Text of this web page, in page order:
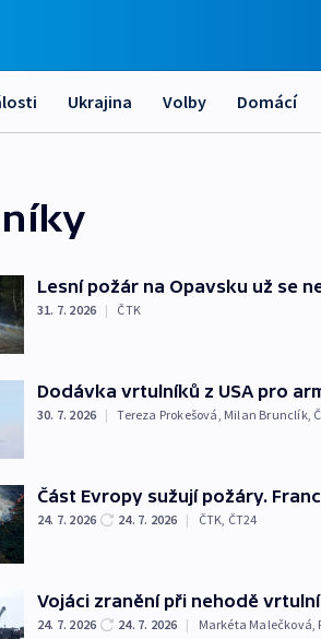
Ukrajina Volby Domácí
Lesní požár na Opavsku už se
31. 7. 2026 | ČTK
Dodávka vrtulníků z USA pro
30. 7. 2026 | Tereza Prokešová, Milan Brunclík,
Část Evropy sužují požáry.
24. 7. 2026 24. 7. 2026 | ČTK, ČT24
Vojáci zranění při nehodě
24. 7. 2026 24. 7. 2026 | Markéta Malečková,